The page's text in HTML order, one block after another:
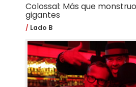
Colossal: Más que
gigantes
Lado B